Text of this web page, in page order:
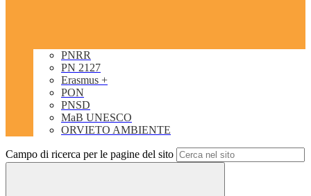
PNRR
PN 2127
Erasmus +
PON
PNSD
MaB UNESCO
ORVIETO AMBIENTE
Campo di ricerca per le pagine del sito